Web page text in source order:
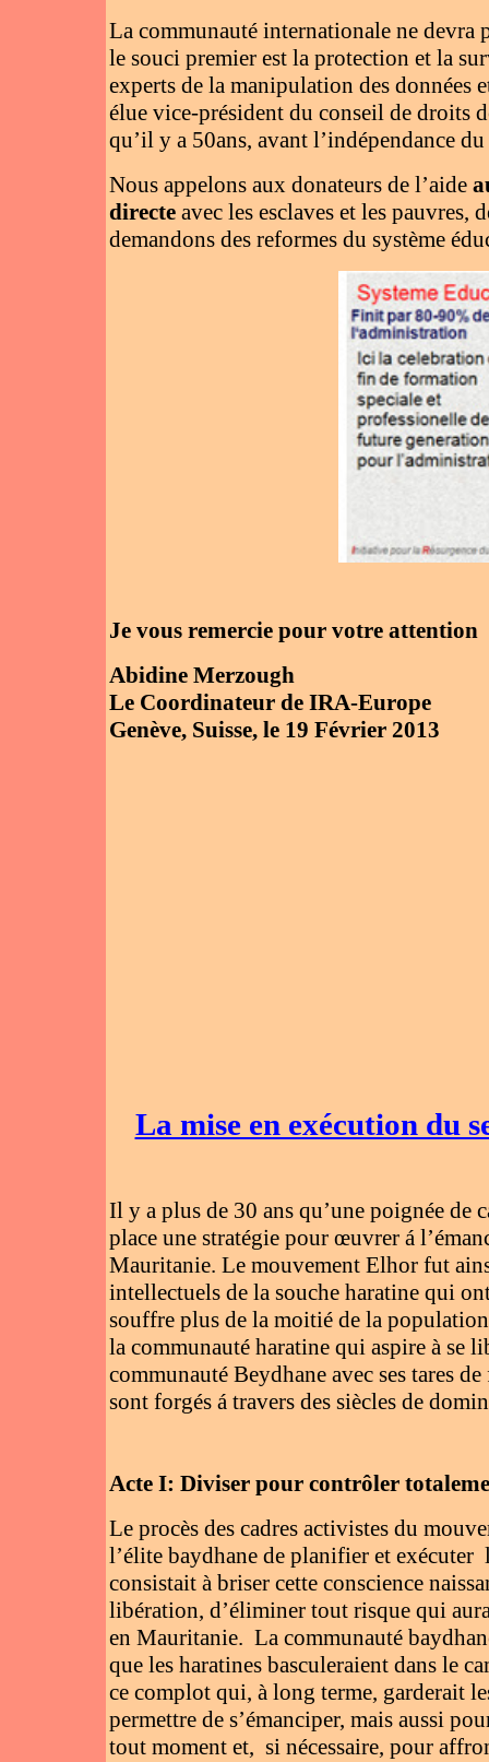
La communauté internationale ne devra
le souci premier est la protection et la
experts de la manipulation des données
élue vice-président du conseil de droits
qu’il y a 50ans, avant l’indépendance du
Nous appelons aux donateurs de l’aide
directeavec les esclaves et les pauvres,
demandons des reformes du système
Je vous remercie pour votre attention
Abidine Merzough
Le Coordinateur de IRA-Europe
Genève, Suisse, le 19 Février 2013
La mise en exécution du
Il y a plus de 30 ans qu’une poignée de
place une stratégie pour œuvrer á
Mauritanie. Le mouvement Elhor fut
intellectuels de la souche haratine qui
souffre plus de la moitié de la
la communauté haratine qui aspire à se
communauté Beydhane avec ses tares
sont forgés á travers des siècles de
Acte I: Diviser pour contrôler
Le procès des cadres activistes du
l’élite baydhane de planifier et
consistait à briser cette conscience
libération, d’éliminer tout risque qui
en Mauritanie. La communauté
que les haratines basculeraient dans le
ce complot qui, à long terme, garderait
permettre de s’émanciper, mais aussi
tout moment et, si nécessaire, pour